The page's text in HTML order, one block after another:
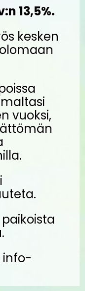
13,5%.
kesken
vuoksi,
info-